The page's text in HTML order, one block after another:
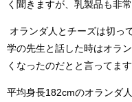
く聞きますが、乳製品も非常
オランダ人とチーズは切っ
学の先生と話した時はオラ
くなったのだとと言ってます
平均身長182cmのオランダ